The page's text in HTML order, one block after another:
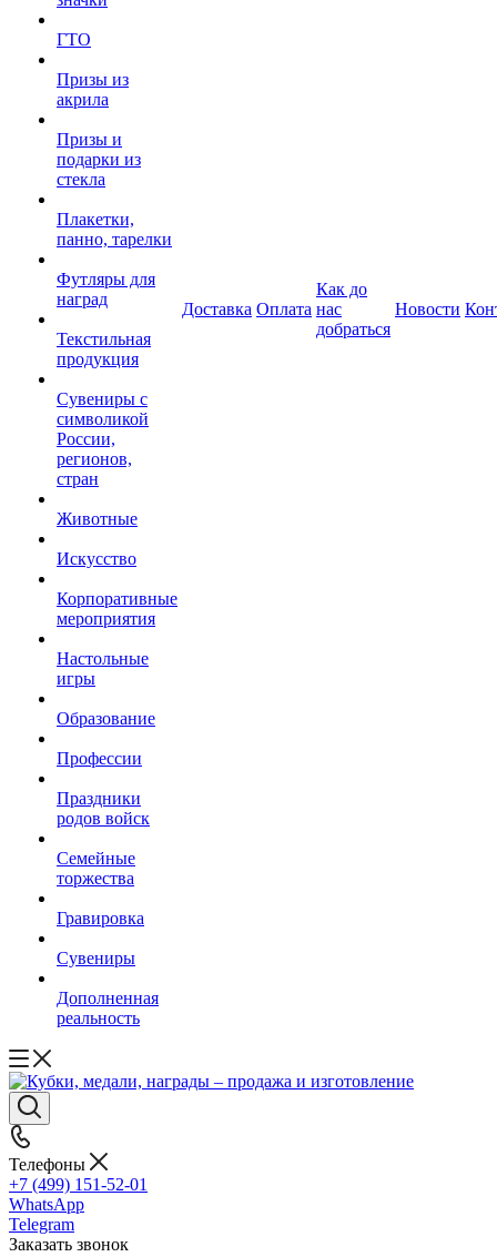
ГТО
Призы из
акрила
Призы и
подарки из
стекла
Плакетки,
панно, тарелки
Футляры для
наград
Текстильная
продукция
Сувениры с
символикой
России,
регионов,
стран
Животные
Искусство
Корпоративные
мероприятия
Настольные
игры
Образование
Профессии
Праздники
родов войск
Семейные
торжества
Гравировка
Сувениры
Дополненная
реальность
Доставка Оплата
Как до
нас
добраться
Новости
Телефоны
+7 (499) 151-52-01
WhatsApp
Telegram
Заказать звонок